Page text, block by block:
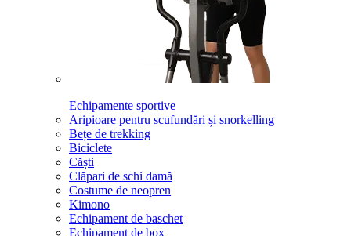
Echipamente sportive
Aripioare pentru scufundări și snorkelling
Bețe de trekking
Biciclete
Căști
Clăpari de schi damă
Costume de neopren
Kimono
Echipament de baschet
Echipament de box